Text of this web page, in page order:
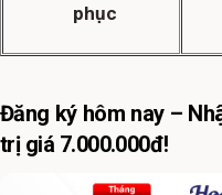
phục
Đăng ký hôm nay –
trị giá 7.000.000đ!